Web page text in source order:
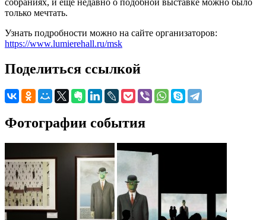
собраниях, и ещё недавно о подобной выставке можно было
только мечтать.
Узнать подробности можно на сайте организаторов:
https://www.lumierehall.ru/msk
Поделиться ссылкой
Фотографии события